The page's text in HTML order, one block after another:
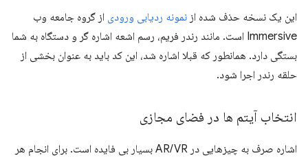
این یک نسخه حذف شده از نمونه ردیابی ورودی از گروه جامعه وب
Immersive است. مانند رندر فریم، رسم اشعه اشاره گر و دستگاه به شما
بستگی دارد. همانطور که قبلا اشاره شد، این کد باید به عنوان بخشی از
حلقه رندر اجرا شود.
انتخاب آیتم ها در فضای مجازی
اشاره صرف به چیزهایی در AR/VR بسیار بی فایده است. برای انجام هر